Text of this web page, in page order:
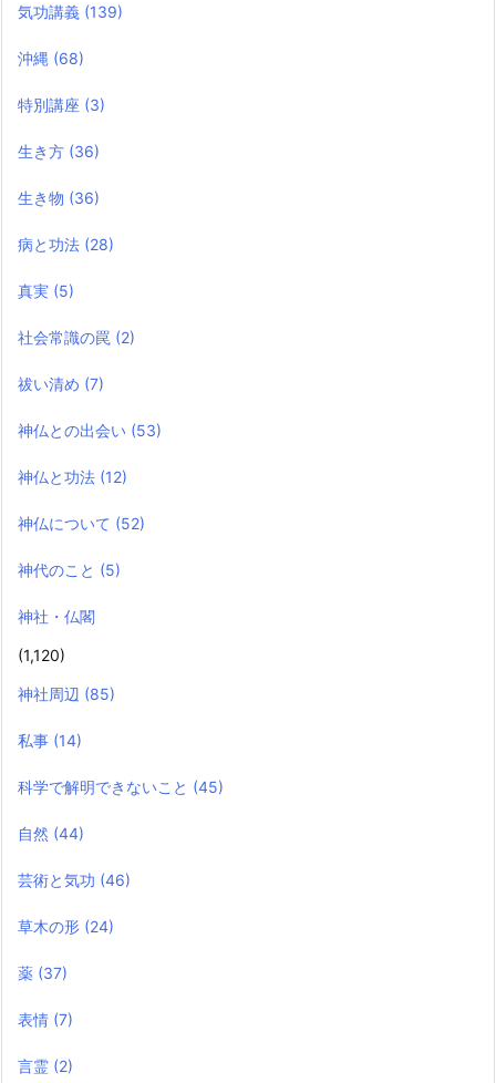
気功講義 (139)
沖縄 (68)
特別講座 (3)
生き方 (36)
生き物 (36)
病と功法 (28)
真実 (5)
社会常識の罠 (2)
祓い清め (7)
神仏との出会い (53)
神仏と功法 (12)
神仏について (52)
神代のこと (5)
神社・仏閣
(1,120)
神社周辺 (85)
私事 (14)
科学で解明できないこと (45)
自然 (44)
芸術と気功 (46)
草木の形 (24)
薬 (37)
表情 (7)
言霊 (2)